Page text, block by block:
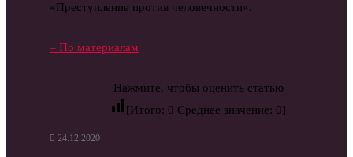
«Преступление против человечности».
– По материалам
Нажмите, чтобы оценить статью
[Итого: 0 Среднее значение: 0]
24.12.2020